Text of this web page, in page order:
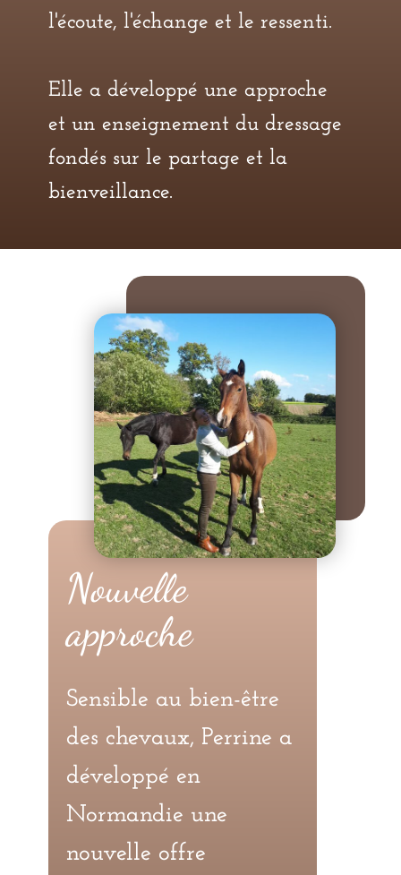
l'écoute, l'échange et le ressenti.
Elle a développé une approche
et un enseignement du dressage
fondés sur le partage et la
bienveillance.
Nouvelle
approche
Sensible au bien-être
des chevaux, Perrine a
développé en
Normandie une
nouvelle offre